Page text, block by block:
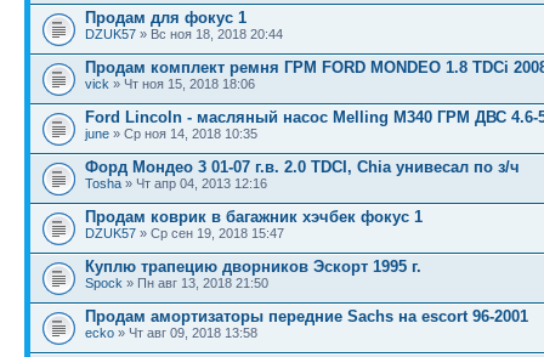
Продам для фокус 1
DZUK57 » Вс ноя 18, 2018 20:44
Продам комплект ремня ГРМ FORD MONDEO 1.8 TDCi
vick » Чт ноя 15, 2018 18:06
Ford Lincoln - масляный насос Melling M340 ГРМ ДВС 4.6-
june » Ср ноя 14, 2018 10:35
Форд Мондео 3 01-07 г.в. 2.0 TDCI, Chia унивесал по з/ч
Tosha » Чт апр 04, 2013 12:16
Продам коврик в багажник хэчбек фокус 1
DZUK57 » Ср сен 19, 2018 15:47
Куплю трапецию дворников Эскорт 1995 г.
Spock » Пн авг 13, 2018 21:50
Продам амортизаторы передние Sachs на escort 96-2001
ecko » Чт авг 09, 2018 13:58